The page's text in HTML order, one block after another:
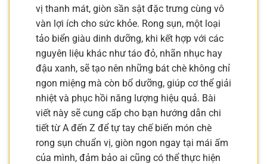
vị thanh mát, giòn sần sật đặc trưng cùng vô
vàn lợi ích cho sức khỏe. Rong sụn, một loại
tảo biển giàu dinh dưỡng, khi kết hợp với các
nguyên liệu khác như táo đỏ, nhãn nhục hay
đậu xanh, sẽ tạo nên những bát chè không chỉ
ngon miệng mà còn bổ dưỡng, giúp cơ thể giải
nhiệt và phục hồi năng lượng hiệu quả. Bài
viết này sẽ cung cấp cho bạn hướng dẫn chi
tiết từ A đến Z để tự tay chế biến món chè
rong sụn chuẩn vị, giòn ngon ngay tại mái ấm
của mình, đảm bảo ai cũng có thể thực hiện